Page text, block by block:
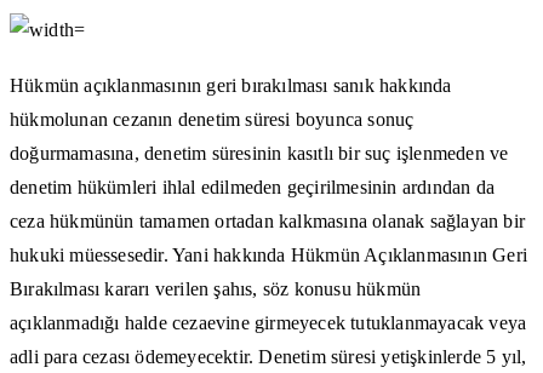
Hükmün açıklanmasının geri bırakılması sanık hakkında
hükmolunan cezanın denetim süresi boyunca sonuç
doğurmamasına, denetim süresinin kasıtlı bir suç işlenmeden ve
denetim hükümleri ihlal edilmeden geçirilmesinin ardından da
ceza hükmünün tamamen ortadan kalkmasına olanak sağlayan bir
hukuki müessesedir. Yani hakkında Hükmün Açıklanmasının Geri
Bırakılması kararı verilen şahıs, söz konusu hükmün
açıklanmadığı halde cezaevine girmeyecek tutuklanmayacak veya
adli para cezası ödemeyecektir. Denetim süresi yetişkinlerde 5 yıl,